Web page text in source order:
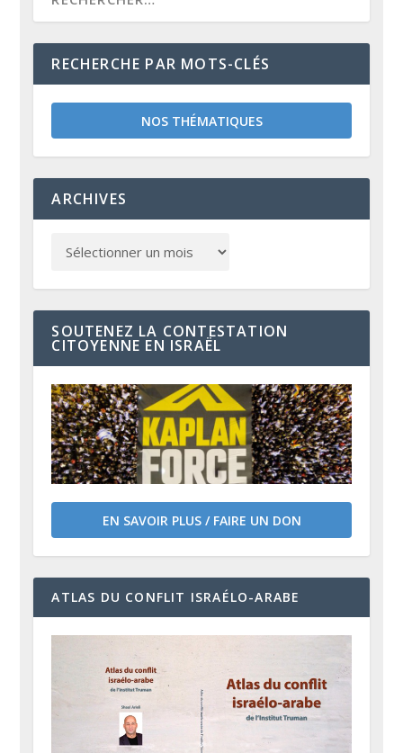
RECHERCHE PAR MOTS-CLÉS
NOS THÉMATIQUES
ARCHIVES
SOUTENEZ LA CONTESTATION
CITOYENNE EN ISRAËL
EN SAVOIR PLUS / FAIRE UN DON
ATLAS DU CONFLIT ISRAÉLO-ARABE